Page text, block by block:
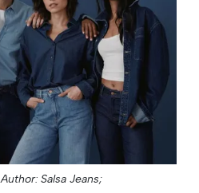
Author: Salsa Jeans;